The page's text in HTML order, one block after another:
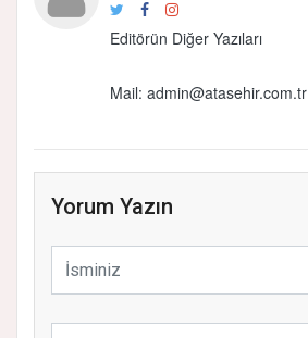
Editörün Diğer Yazıları
Mail: admin@atasehir.com.tr
Yorum Yazın